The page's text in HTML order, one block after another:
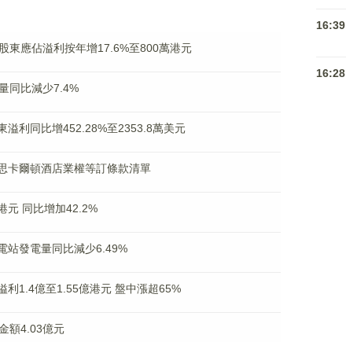
東應佔溢利按年增17.6%至800萬港元
同比減少7.4%
溢利同比增452.28%至2353.8萬美元
卡爾頓酒店業權等訂條款清單
元 同比增加42.2%
站發電量同比減少6.49%
利1.4億至1.55億港元 盤中漲超65%
額4.03億元
16:39
16:28